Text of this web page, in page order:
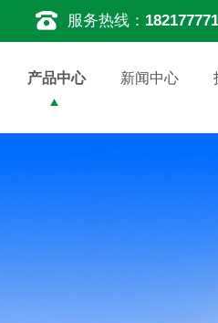
服务热线：
产品中心 新闻中心